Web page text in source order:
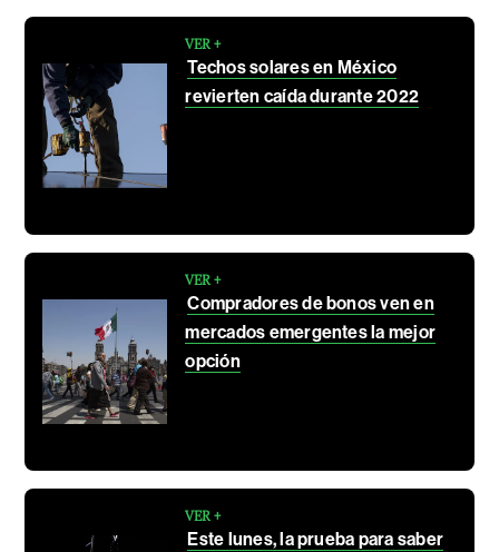
VER +
Techos solares en México
revierten caída durante 2022
VER +
Compradores de bonos ven en
mercados emergentes la mejor
opción
VER +
Este lunes, la prueba para saber